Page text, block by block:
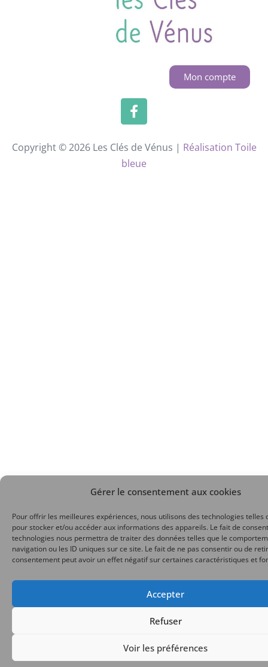
Gérer le consentement aux cookies
Pour offrir les meilleures expériences, nous utilisons des technologies telles
pour stocker et/ou accéder aux informations des appareils. Le fait de
technologies nous permettra de traiter des données telles que le
navigation ou les ID uniques sur ce site. Le fait de ne pas consentir ou de
consentement peut avoir un effet négatif sur certaines caractéristiques et
Accepter
Refuser
Voir les préférences
Mon compte
Copyright © 2026 Les Clés de Vénus | Réalisation Toile
bleue